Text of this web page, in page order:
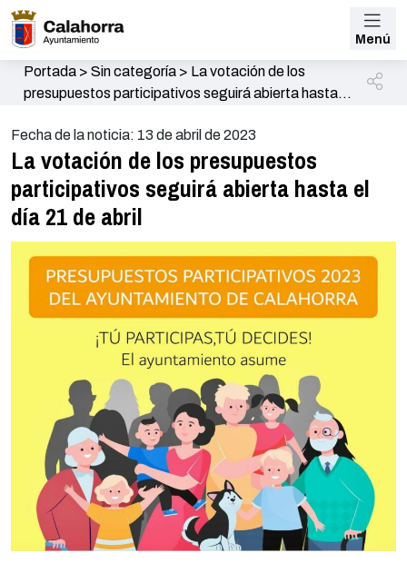
Menú
Portada> Sin categoría> La votación de los
presupuestos participativos seguirá abierta hasta el
Fecha de la noticia: 13 de abril de 2023
La votación de los presupuestos
participativos seguirá abierta hasta el
día 21 de abril